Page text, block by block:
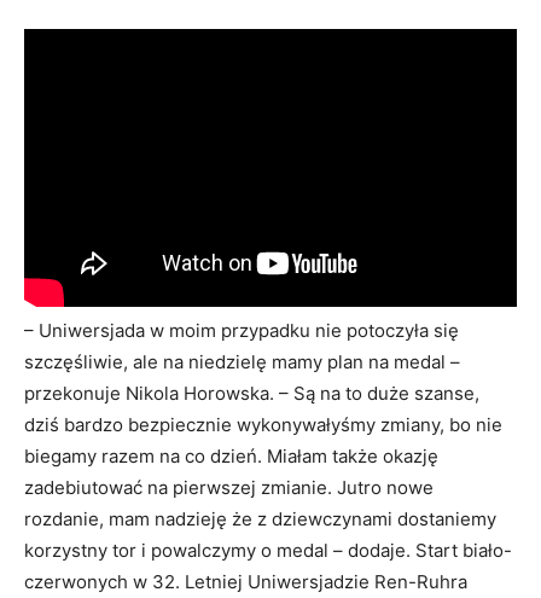
– Uniwersjada w moim przypadku nie potoczyła się
szczęśliwie, ale na niedzielę mamy plan na medal –
przekonuje Nikola Horowska. – Są na to duże szanse,
dziś bardzo bezpiecznie wykonywałyśmy zmiany, bo nie
biegamy razem na co dzień. Miałam także okazję
zadebiutować na pierwszej zmianie. Jutro nowe
rozdanie, mam nadzieję że z dziewczynami dostaniemy
korzystny tor i powalczymy o medal – dodaje. Start biało-
czerwonych w 32. Letniej Uniwersjadzie Ren-Ruhra